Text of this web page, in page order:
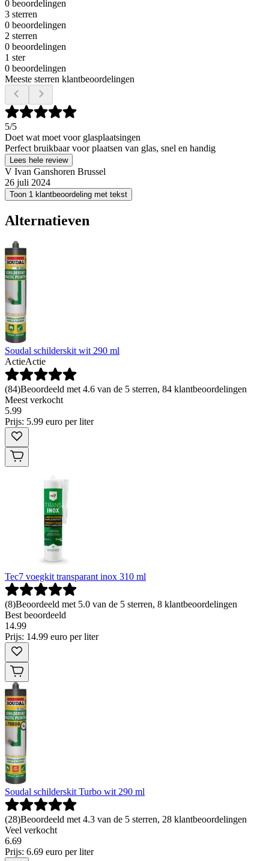
0 beoordelingen
3 sterren
0 beoordelingen
2 sterren
0 beoordelingen
1 ster
0 beoordelingen
Meeste sterren klantbeoordelingen
5/5
Doet wat moet voor glasplaatsingen
Perfect bruikbaar voor plaatsen van glas, snel en handig
Lees hele review
V Ivan Ganshoren Brussel
26 juli 2024
Toon 1 klantbeoordeling met tekst
Alternatieven
Soudal schilderskit wit 290 ml
ActieActie
(84)Beoordeeld met 4.6 van de 5 sterren, 84 klantbeoordelingen
Meest verkocht
5.99
Prijs: 5.99 euro per liter
Tec7 voegkit transparant inox 310 ml
(8)Beoordeeld met 5.0 van de 5 sterren, 8 klantbeoordelingen
Best beoordeeld
14.99
Prijs: 14.99 euro per liter
Soudal schilderskit Turbo wit 290 ml
(28)Beoordeeld met 4.3 van de 5 sterren, 28 klantbeoordelingen
Veel verkocht
6.69
Prijs: 6.69 euro per liter